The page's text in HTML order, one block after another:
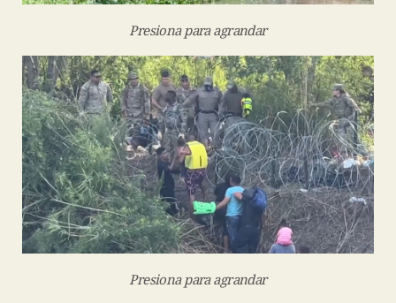
Presiona para agrandar
Presiona para agrandar